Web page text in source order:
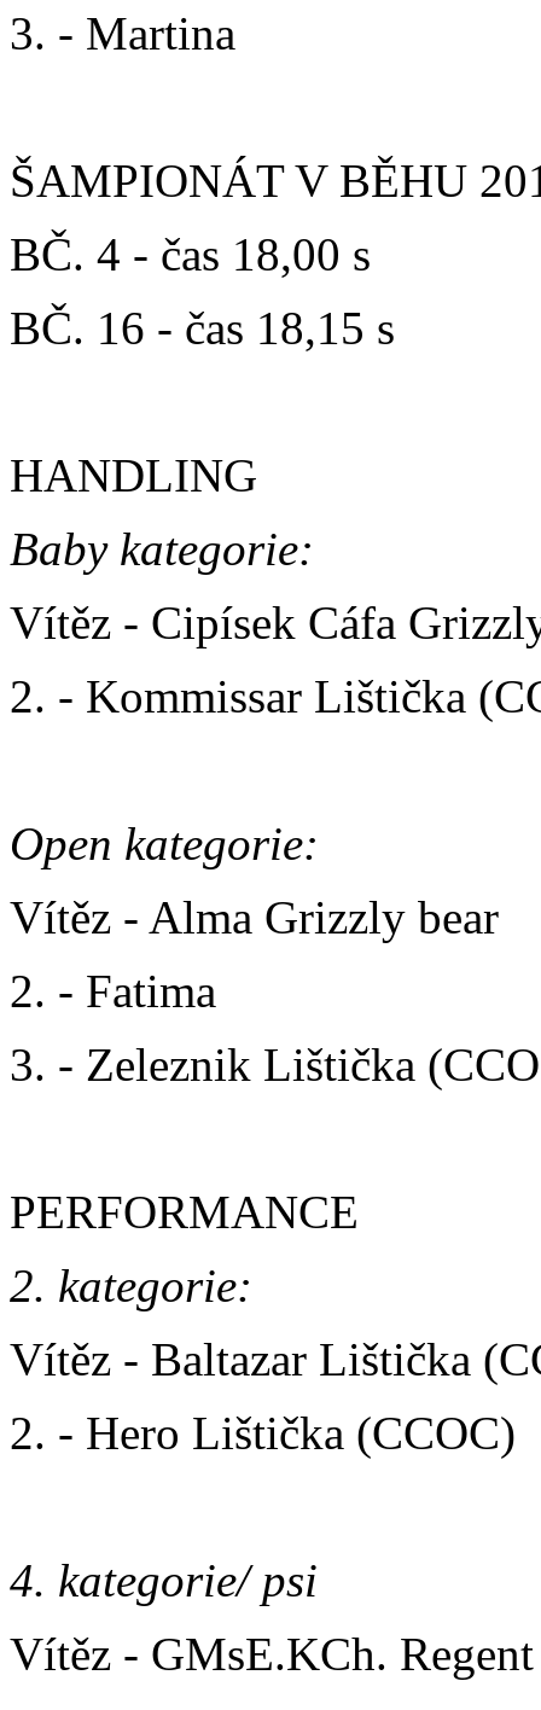
3. - Martina
ŠAMPIONÁT V BĚHU
BČ. 4 - čas 18,00 s
BČ. 16 - čas 18,15 s
HANDLING
Baby kategorie:
Vítěz - Cipísek Cáfa
2. - Kommissar Lištička
Open kategorie:
Vítěz - Alma Grizzly bear
2. - Fatima
3. - Zeleznik Lištička
PERFORMANCE
2. kategorie:
Vítěz - Baltazar Lištička
2. - Hero Lištička (CCOC)
4. kategorie/ psi
Vítěz - GMsE.KCh.